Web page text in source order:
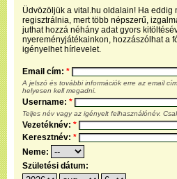
Üdvözöljük a vital.hu oldalain! Ha eddig
regisztrálnia, mert több népszerű,
juthat hozzá néhány adat gyors
nyereményjátékainkon, hozzászólhat a
igényelhet hírlevelet.
Email cím: *
A jelszó és további információk erre az email
helyesen kell megadni.
Username: *
Teljes név vagy az igényelt felhasználónév.
Vezetéknév: *
Keresztnév: *
Neme:
Születési dátum: